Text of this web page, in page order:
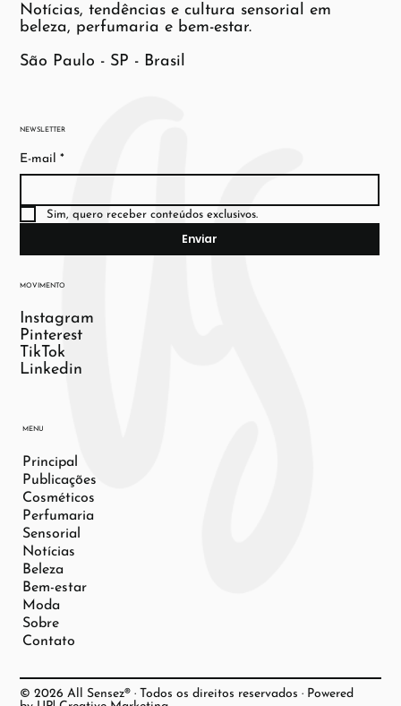
NEWSLETTER
E-mail *
Sim, quero receber conteúdos exclusivos.
Enviar
MOVIMENTO
Instagram
Pinterest
TikTok
Linkedin
MENU
Principal
Publicações
Cosméticos
Perfumaria
Sensorial
Notícias
Beleza
Bem-estar
Moda
Sobre
Contato
Notícias, tendências e cultura sensorial em
beleza, perfumaria e bem-estar.
São Paulo - SP - Brasil
© 2026 All Sensez® · Todos os direitos reservados · Powered